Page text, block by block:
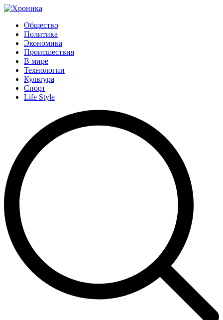
Общество
Политика
Экономика
Происшествия
В мире
Технологии
Культура
Спорт
Life Style